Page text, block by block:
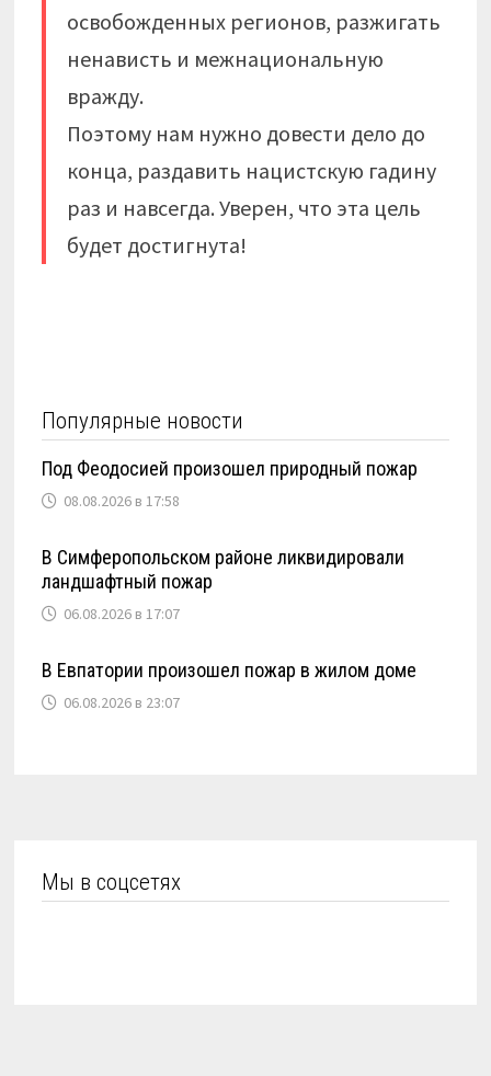
освобожденных регионов, разжигать
ненависть и межнациональную
вражду.
Поэтому нам нужно довести дело до
конца, раздавить нацистскую гадину
раз и навсегда. Уверен, что эта цель
будет достигнута!
Популярные новости
Под Феодосией произошел природный пожар
08.08.2026 в 17:58
В Симферопольском районе ликвидировали
ландшафтный пожар
06.08.2026 в 17:07
В Евпатории произошел пожар в жилом доме
06.08.2026 в 23:07
Мы в соцсетях